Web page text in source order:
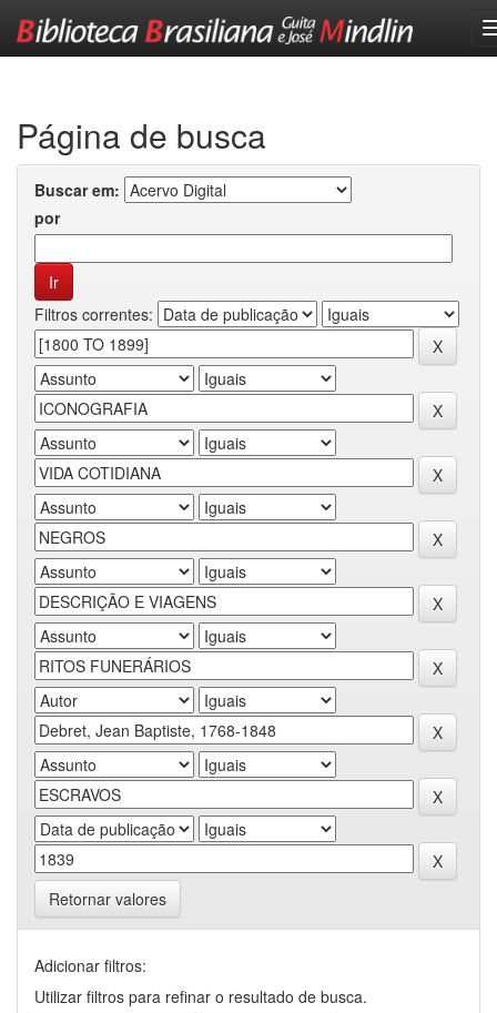
Página de busca
Buscar em:
por
Filtros correntes:
Retornar valores
Adicionar filtros:
Utilizar filtros para refinar o resultado de busca.